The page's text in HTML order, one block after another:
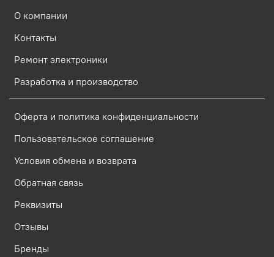
О компании
Контакты
Ремонт электроники
Разработка и производство
Оферта и политика конфиденциальности
Пользовательское соглашение
Условия обмена и возврата
Обратная связь
Реквизиты
Отзывы
Бренды